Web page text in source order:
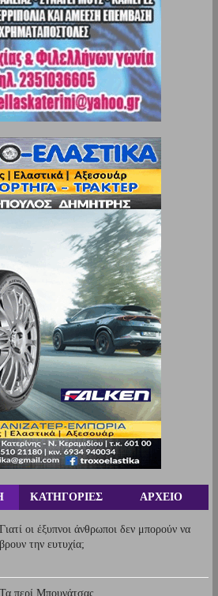
ΚΑΤΗΓΟΡΙΕΣ ΑΡΧΕΙΟ
Γιατί οι έξυπνοι άνθρωποι δεν μπορούν να
βρουν την ευτυχία;
Τα περί Μπουγάτσας